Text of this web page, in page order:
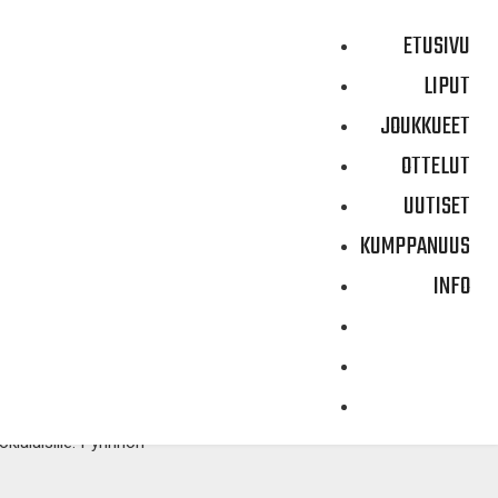
ETUSIVU
LIPUT
JOUKKUEET
OTTELUT
UUTISET
KUMPPANUUS
INFO
Pyrinnön